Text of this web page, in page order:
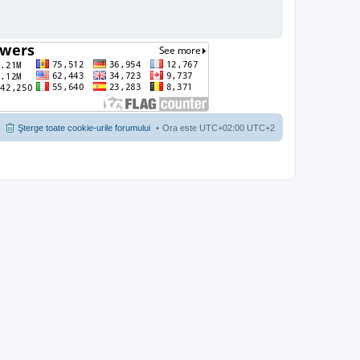
Ora este UTC+02:00 UTC+2
Şterge toate cookie-urile forumului